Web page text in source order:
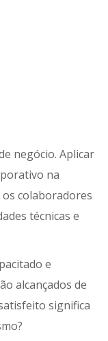
negócio. Aplicar
na
colaboradores
técnicas e
e
alcançados de
significa